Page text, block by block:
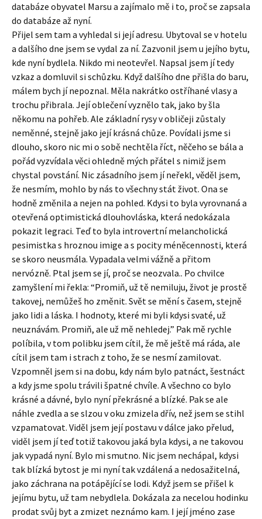
databáze obyvatel Marsu a zajímalo mě i to, proč se zapsala
do databáze až nyní.
Přijel sem tam a vyhledal si její adresu. Ubytoval se v hotelu
a dalšího dne jsem se vydal za ní. Zazvonil jsem u jejího bytu,
kde nyní bydlela. Nikdo mi neotevřel. Napsal jsem jí tedy
vzkaz a domluvil si schůzku. Když dalšího dne přišla do baru,
málem bych jí nepoznal. Měla nakrátko ostříhané vlasy a
trochu přibrala. Její oblečení vyznělo tak, jako by šla
někomu na pohřeb. Ale základní rysy v obličeji zůstaly
neměnné, stejně jako její krásná chůze. Povídali jsme si
dlouho, skoro nic mi o sobě nechtěla říct, něčeho se bála a
pořád vyzvídala věci ohledně mých přátel s nimiž jsem
chystal povstání. Nic zásadního jsem jí neřekl, věděl jsem,
že nesmím, mohlo by nás to všechny stát život. Ona se
hodně změnila a nejen na pohled. Kdysi to byla vyrovnaná a
otevřená optimistická dlouhovláska, která nedokázala
pokazit legraci. Teď to byla introvertní melancholická
pesimistka s hroznou imige a s pocity méněcennosti, která
se skoro neusmála. Vypadala velmi vážně a přitom
nervózně. Ptal jsem se jí, proč se neozvala.. Po chvilce
zamyšlení mi řekla: “Promiň, už tě nemiluju, život je prostě
takovej, nemůžeš ho změnit. Svět se mění s časem, stejně
jako lidi a láska. I hodnoty, které mi byli kdysi svaté, už
neuznávám. Promiň, ale už mě nehledej.” Pak mě rychle
políbila, v tom polibku jsem cítil, že mě ještě má ráda, ale
cítil jsem tam i strach z toho, že se nesmí zamilovat.
Vzpomněl jsem si na dobu, kdy nám bylo patnáct, šestnáct
a kdy jsme spolu trávili špatné chvíle. A všechno co bylo
krásné a dávné, bylo nyní překrásné a blízké. Pak se ale
náhle zvedla a se slzou v oku zmizela dřív, než jsem se stihl
vzpamatovat. Viděl jsem její postavu v dálce jako přelud,
viděl jsem jí teď totiž takovou jaká byla kdysi, a ne takovou
jak vypadá nyní. Bylo mi smutno. Nic jsem nechápal, kdysi
tak blízká bytost je mi nyní tak vzdálená a nedosažitelná,
jako záchrana na potápějící se lodi. Když jsem se přišel k
jejímu bytu, už tam nebydlela. Dokázala za necelou hodinku
prodat svůj byt a zmizet neznámo kam. I její jméno zase